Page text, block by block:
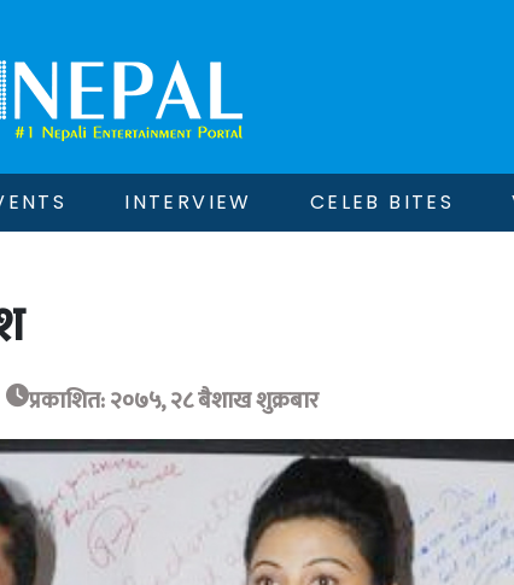
INTERVIEW CELEB BITES
प्रकाशित: २०७५, २८ बैशाख शुक्रबार